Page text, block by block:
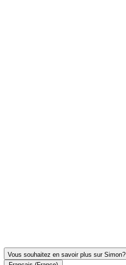
Vous souhaitez en savoir plus sur Simon?